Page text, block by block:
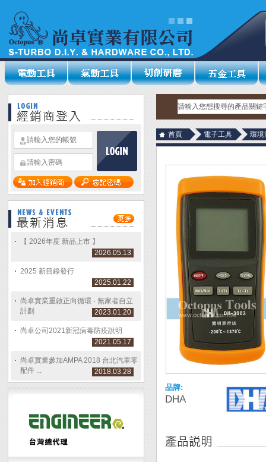
【 2026年度 新品上市 】
2026.05.13
2025 新目錄發行
2025.01.22
尚卓實業重啟正向循環 - 無家者自立
計劃
2023.01.20
尚卓公司2021新冠病毒防疫說明
2021.05.17
尚卓實業參加AMPA 2018 台北汽車零
配件 ...
2018.03.28
首頁 電子工具 環境
品牌:
DHA